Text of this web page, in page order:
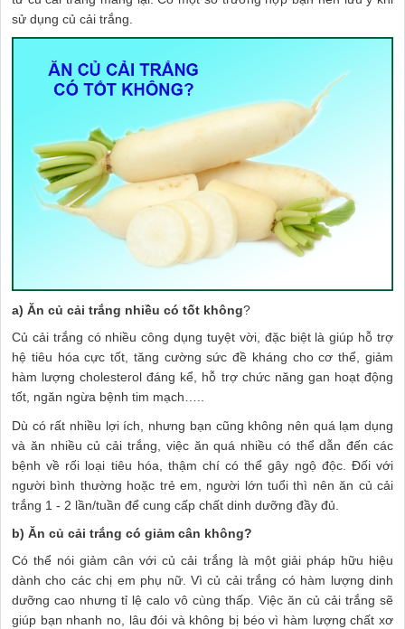
sử dụng củ cải trắng.
a) Ăn củ cải trắng nhiều có tốt không?
Củ cải trắng có nhiều công dụng tuyệt vời, đặc biệt là giúp hỗ trợ
hệ tiêu hóa cực tốt, tăng cường sức đề kháng cho cơ thể, giảm
hàm lượng cholesterol đáng kể, hỗ trợ chức năng gan hoạt động
tốt, ngăn ngừa bệnh tim mạch…..
Dù có rất nhiều lợi ích, nhưng bạn cũng không nên quá lạm dụng
và ăn nhiều củ cải trắng, việc ăn quá nhiều có thể dẫn đến các
bệnh về rối loại tiêu hóa, thậm chí có thể gây ngộ độc. Đối với
người bình thường hoặc trẻ em, người lớn tuổi thì nên ăn củ cải
trắng 1 - 2 lần/tuần để cung cấp chất dinh dưỡng đầy đủ.
b) Ăn củ cải trắng có giảm cân không?
Có thể nói giảm cân với củ cải trắng là một giải pháp hữu hiệu
dành cho các chị em phụ nữ. Vì củ cải trắng có hàm lượng dinh
dưỡng cao nhưng tỉ lệ calo vô cùng thấp. Việc ăn củ cải trắng sẽ
giúp bạn nhanh no, lâu đói và không bị béo vì hàm lượng chất xơ